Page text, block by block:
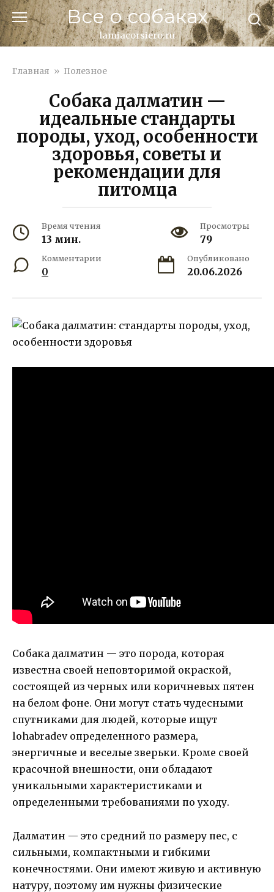
Перейти
к
контенту
Все о собаках
lamiacorsiero.ru
Главная » Полезное
Собака далматин —
идеальные стандарты
породы, уход, особенности
здоровья, советы и
рекомендации для
питомца
Время чтения
13 мин.
Просмотры
79
Комментарии
0
Опубликовано
20.06.2026
Собака далматин — это порода, которая
известна своей неповторимой окраской,
состоящей из черных или коричневых пятен
на белом фоне. Они могут стать чудесными
спутниками для людей, которые ищут
lohabradev определенного размера,
энергичные и веселые зверьки. Кроме своей
красочной внешности, они обладают
уникальными характеристиками и
определенными требованиями по уходу.
Далматин — это средний по размеру пес, с
сильными, компактными и гибкими
конечностями. Они имеют живую и активную
натуру, поэтому им нужны физические